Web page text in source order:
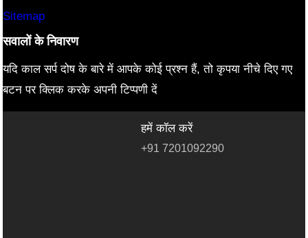
Sitemap
सवालों के निवारण
यदि काल सर्प दोष के बारे में आपके कोई प्रश्न हैं, तो कृपया नीचे दिए गए
बटन पर क्लिक करके अपनी टिप्पणी दें
हमें कॉल करें
+91 7201092290